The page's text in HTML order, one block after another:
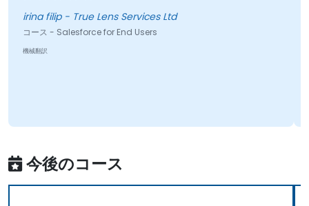
irina filip - True Lens Services Ltd
コース - Salesforce for End Users
機械翻訳
今後のコース